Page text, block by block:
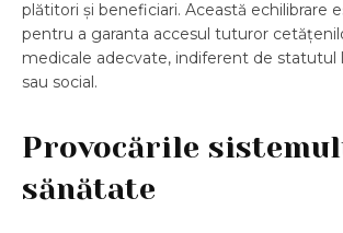
plătitori și beneficiari. Această echilibrare
pentru a garanta accesul tuturor
medicale adecvate, indiferent de statutul
sau social.
Provocările
sănătate